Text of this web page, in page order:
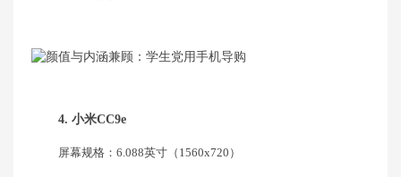
4. 小米CC9e
屏幕规格：6.088英寸（1560x720）